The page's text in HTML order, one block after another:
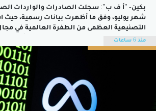
بكين- "أ ف ب": سجلت الصادرات والواردات
شهر يوليو، وفق ما أظهرت بيانات رسمية، حيث
التصنيعية العظمى من الطفرة العالمية في
التي عززت الطلب على منتجاتها التقنية.وأفادت
منذ 6 ساعات